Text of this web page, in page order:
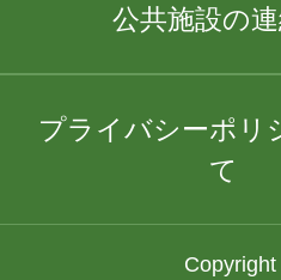
公共施設の
プライバシーポリ
て